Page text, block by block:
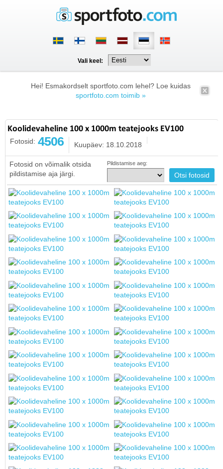
Vali keel:
Hei! Esmakordselt sportfoto.com lehel? Loe kuidas
sportfoto.com toimib »
Koolidevaheline 100 x 1000m teatejooks EV100
Fotosid: 4506 Kuupäev: 18.10.2018
Fotosid on võimalik otsida
pildistamise aja järgi.
Pildistamise aeg: